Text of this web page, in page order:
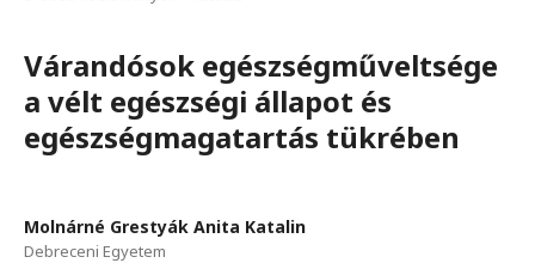
Várandósok egészségműveltsége
a vélt egészségi állapot és
egészségmagatartás tükrében
Molnárné Grestyák Anita Katalin
Debreceni Egyetem